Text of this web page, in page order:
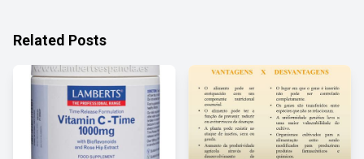
Related Posts